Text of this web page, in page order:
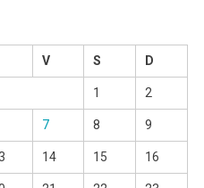
V S D
1 2
7 8 9
14 15 16